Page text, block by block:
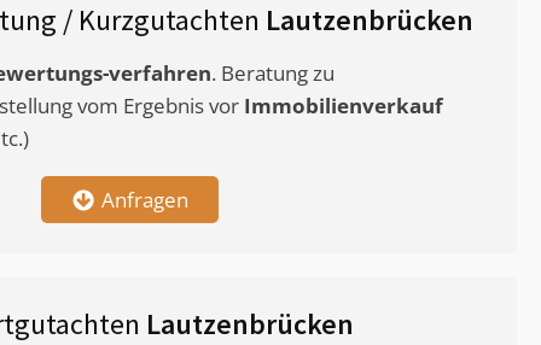
/ Kurzgutachten Lautzenbrücken
verfahren. Beratung zu
vom Ergebnis vor Immobilienverkauf
Anfragen
Lautzenbrücken